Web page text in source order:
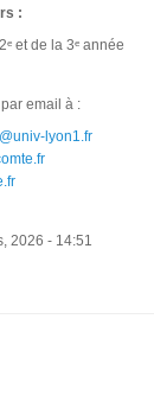
:
et de la 3ᵉ année
email à :
lyon1.fr
2026 - 14:51